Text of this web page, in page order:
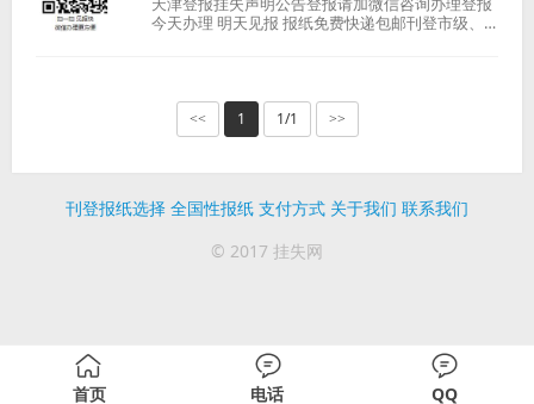
今天办理 明天见报 报纸免费快递包邮刊登市级、
<< 1 1/1 >>
刊登报纸选择 全国性报纸 支付方式 关于我们 联系我们
© 2017 挂失网
首页 电话 QQ